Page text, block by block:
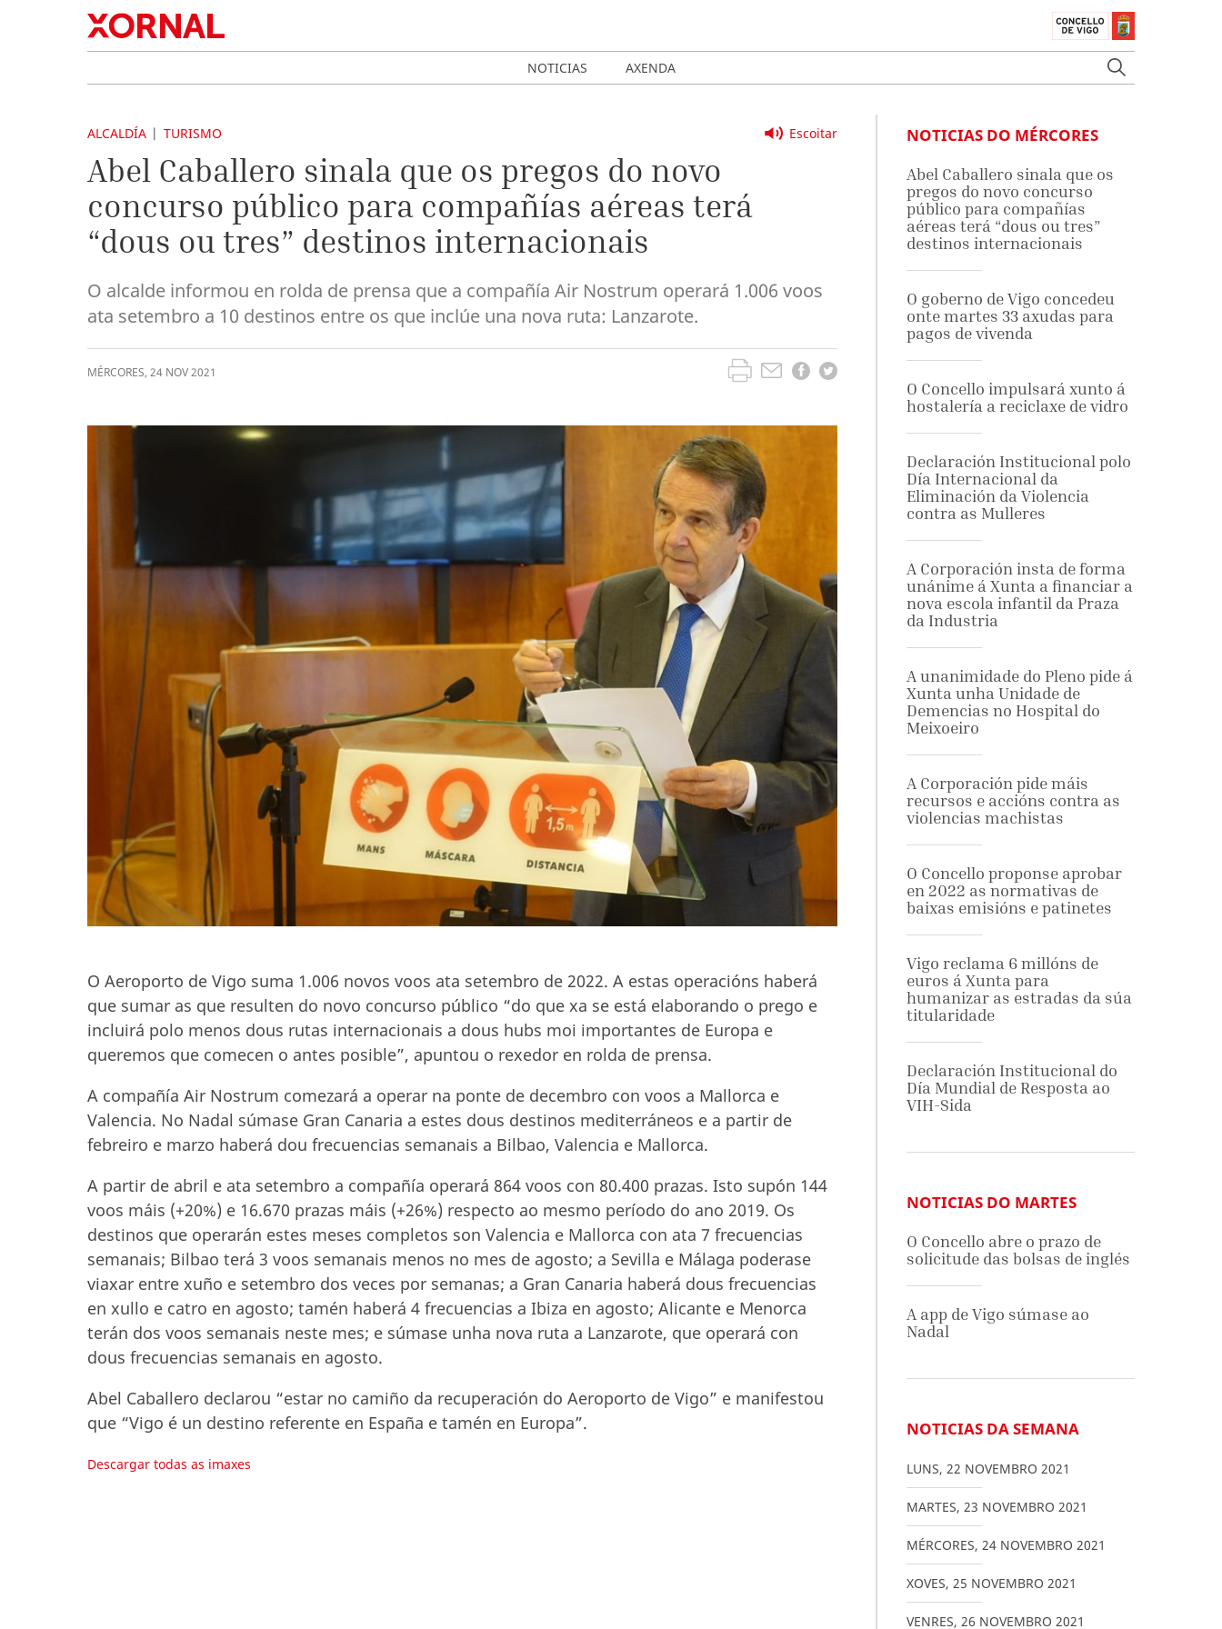
NOTICIAS AXENDA
Escoitar
ALCALDÍA TURISMO
Abel Caballero sinala que os pregos do novo
concurso público para compañías aéreas terá
“dous ou tres” destinos internacionais
O alcalde informou en rolda de prensa que a compañía Air Nostrum operará 1.006 voos
ata setembro a 10 destinos entre os que inclúe una nova ruta: Lanzarote.
MÉRCORES, 24 NOV2021
O Aeroporto de Vigo suma 1.006 novos voos ata setembro de 2022. A estas operacións haberá
que sumar as que resulten do novo concurso público “do que xa se está elaborando o prego e
incluirá polo menos dous rutas internacionais a dous hubs moi importantes de Europa e
queremos que comecen o antes posible”, apuntou o rexedor en rolda de prensa.
A compañía Air Nostrum comezará a operar na ponte de decembro con voos a Mallorca e
Valencia. No Nadal súmase Gran Canaria a estes dous destinos mediterráneos e a partir de
febreiro e marzo haberá dou frecuencias semanais a Bilbao, Valencia e Mallorca.
A partir de abril e ata setembro a compañía operará 864 voos con 80.400 prazas. Isto supón 144
voos máis (+20%) e 16.670 prazas máis (+26%) respecto ao mesmo período do ano 2019. Os
destinos que operarán estes meses completos son Valencia e Mallorca con ata 7 frecuencias
semanais; Bilbao terá 3 voos semanais menos no mes de agosto; a Sevilla e Málaga poderase
viaxar entre xuño e setembro dos veces por semanas; a Gran Canaria haberá dous frecuencias
en xullo e catro en agosto; tamén haberá 4 frecuencias a Ibiza en agosto; Alicante e Menorca
terán dos voos semanais neste mes; e súmase unha nova ruta a Lanzarote, que operará con
dous frecuencias semanais en agosto.
Abel Caballero declarou “estar no camiño da recuperación do Aeroporto de Vigo” e manifestou
que “Vigo é un destino referente en España e tamén en Europa”.
Descargar todas as imaxes
NOTICIAS DO MÉRCORES
Abel Caballero sinala que os
pregos do novo concurso
público para compañías
aéreas terá “dous ou tres”
destinos internacionais
O goberno de Vigo concedeu
onte martes 33 axudas para
pagos de vivenda
O Concello impulsará xunto á
hostalería a reciclaxe de vidro
Declaración Institucional polo
Día Internacional da
Eliminación da Violencia
contra as Mulleres
A Corporación insta de forma
unánime á Xunta a financiar a
nova escola infantil da Praza
da Industria
A unanimidade do Pleno pide á
Xunta unha Unidade de
Demencias no Hospital do
Meixoeiro
A Corporación pide máis
recursos e accións contra as
violencias machistas
O Concello proponse aprobar
en 2022 as normativas de
baixas emisións e patinetes
Vigo reclama 6 millóns de
euros á Xunta para
humanizar as estradas da súa
titularidade
Declaración Institucional do
Día Mundial de Resposta ao
VIH-Sida
NOTICIAS DO MARTES
O Concello abre o prazo de
solicitude das bolsas de inglés
A app de Vigo súmase ao
Nadal
NOTICIAS DA SEMANA
LUNS, 22 NOVEMBRO 2021
MARTES, 23 NOVEMBRO 2021
MÉRCORES, 24 NOVEMBRO 2021
XOVES, 25 NOVEMBRO 2021
VENRES, 26 NOVEMBRO 2021